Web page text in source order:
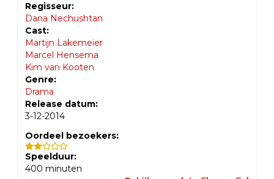
Regisseur:
Dana Nechushtan
Cast:
Martijn Lakemeier
Marcel Hensema
Kim van Kooten
Genre:
Drama
Release datum:
3-12-2014
Oordeel bezoekers:
Speelduur:
400 minuten